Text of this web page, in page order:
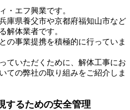
・エフ興業です。
庫県養父市や京都府福知山市など
解体業者です。
の事業提携を積極的に行っていま
ていただくために、解体工事にお
ての弊社の取り組みをご紹介しま
するための安全管理